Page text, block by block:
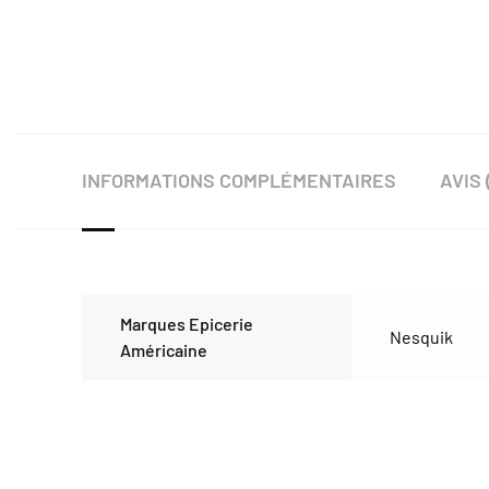
INFORMATIONS COMPLÉMENTAIRES AVIS
Marques Epicerie
Américaine
Nesquik